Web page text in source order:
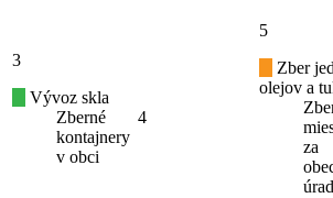
3
Vývoz skla
Zberné
kontajnery
v obci
4
5
Zber
olejov a
za